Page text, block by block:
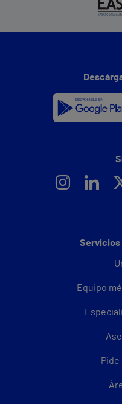
Servicios
Equipo